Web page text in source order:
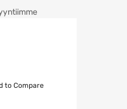
to Compare